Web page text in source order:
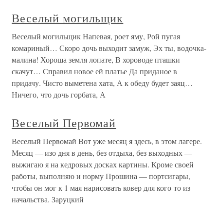
Веселый могильщик
Веселый могильщик Напевая, роет яму, Рой пугая
комариный… Скоро дочь выходит замуж, Эх ты, водочка-
малина! Хороша земля лопате, В хороводе пташки
скачут… Справил новое ей платье Да приданое в
придачу. Чисто выметена хата, А к обеду будет заяц…
Ничего, что дочь горбата, А
Веселый Первомай
Веселый Первомай Вот уже месяц я здесь, в этом лагере.
Месяц — изо дня в день, без отдыха, без выходных —
выжигаю я на кедровых досках картины. Кроме своей
работы, выполняю и норму Прошина — портсигары,
чтобы он мог к 1 мая нарисовать ковер для кого-то из
начальства. Заруцкий